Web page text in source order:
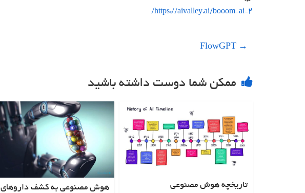
https://aivalley.ai/booom-ai-2/
→
ممکن شما دوست داشته باشید
تاریخچه هوش مصنوعی
هوش مصنوعی به کشف داروهای